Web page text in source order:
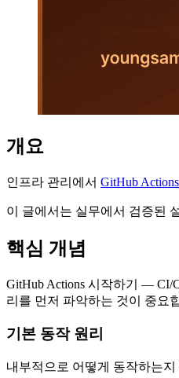
개요
인프라 관리에서 GitHub Actions
이 글에서는 실무에서 검증된
핵심 개념
GitHub Actions 시작하기 — CI/
리를 먼저 파악하는 것이 중요
기본 동작 원리
내부적으로 어떻게 동작하는